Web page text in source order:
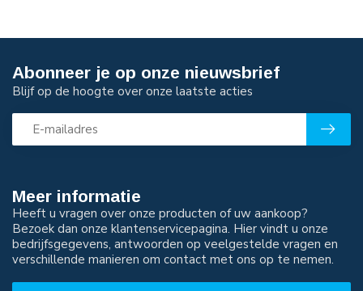
Meer informatie
Heeft u vragen over onze producten of uw aankoop?
Bezoek dan onze klantenservicepagina. Hier vindt u onze
bedrijfsgegevens, antwoorden op veelgestelde vragen en
verschillende manieren om contact met ons op te nemen.
Abonneer je op onze nieuwsbrief
Blijf op de hoogte over onze laatste acties